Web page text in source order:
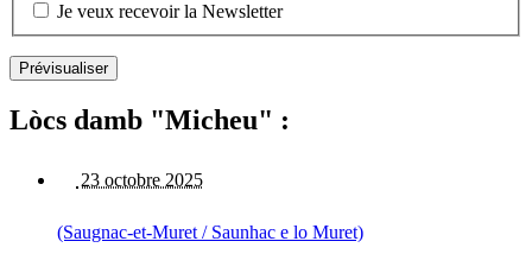
Je veux recevoir la Newsletter
Lòcs damb "Micheu" :
23 octobre 2025
(Saugnac-et-Muret / Saunhac e lo Muret)